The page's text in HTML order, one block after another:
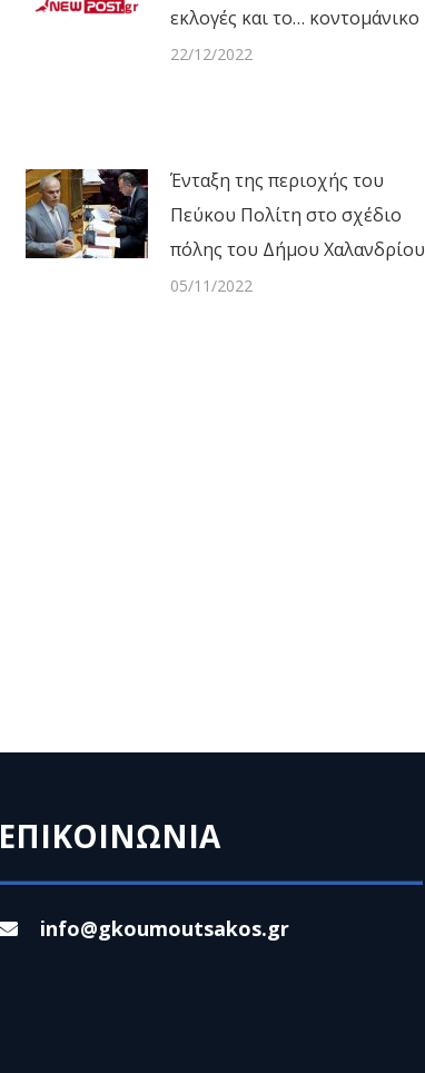
εκλογές και το… κοντομάνικο
22/12/2022
Ένταξη της περιοχής του
Πεύκου Πολίτη στο σχέδιο
πόλης του Δήμου Χαλανδρίου
05/11/2022
ΕΠΙΚΟΙΝΩΝΙΑ
info@gkoumoutsakos.gr